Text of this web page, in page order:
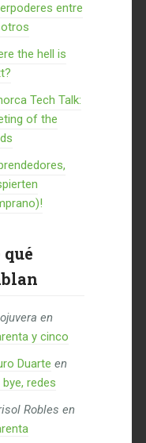
entre
the hell is
Tech Talk:
of the
qué
en
y cinco
Duarte en
bye, redes
Robles en